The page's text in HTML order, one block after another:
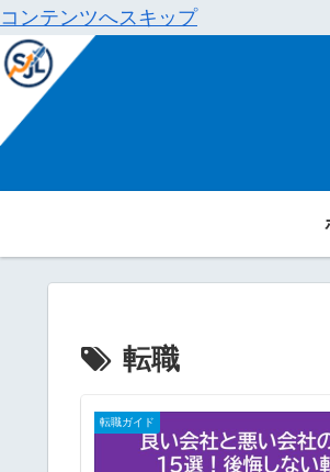
コンテンツへスキップ
転職
転職ガイド